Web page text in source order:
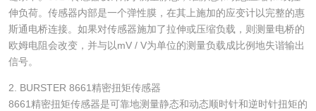
伸负荷。传感器内部是一个弹性膜，在其上施加的应变计以完整的惠
斯通电桥连接。如果对传感器施加了拉伸或压缩负载，则测量电桥的
欧姆电阻会改变，并与以mV / V为单位的测量负载成比例地失谐输出
信号。
2. BURSTER 8661精密扭矩传感器
8661精密扭矩传感器是可靠地测量静态和动态顺时针和逆时针扭矩的